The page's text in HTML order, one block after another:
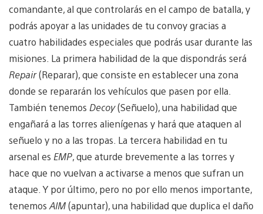
comandante, al que controlarás en el campo de batalla, y
podrás apoyar a las unidades de tu convoy gracias a
cuatro habilidades especiales que podrás usar durante las
misiones. La primera habilidad de la que dispondrás será
Repair(Reparar), que consiste en establecer una zona
donde se repararán los vehículos que pasen por ella.
También tenemos Decoy(Señuelo), una habilidad que
engañará a las torres alienígenas y hará que ataquen al
señuelo y no a las tropas. La tercera habilidad en tu
arsenal es EMP, que aturde brevemente a las torres y
hace que no vuelvan a activarse a menos que sufran un
ataque. Y por último, pero no por ello menos importante,
tenemos AIM(apuntar), una habilidad que duplica el daño